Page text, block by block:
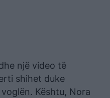
një video të
shihet duke
Kështu, Nora